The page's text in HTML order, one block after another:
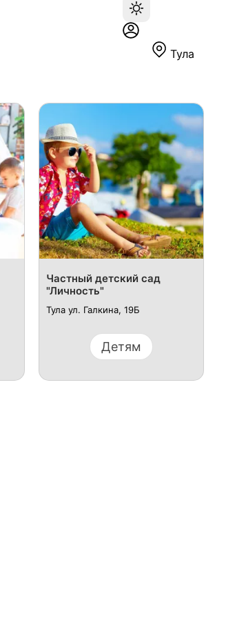
Тула
Частный детский сад
"Личность"
Тула ул. Галкина, 19Б
Детям